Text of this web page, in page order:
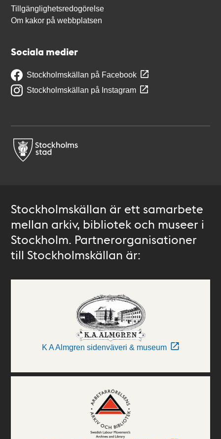
Tillgänglighetsredogörelse
Om kakor på webbplatsen
Sociala medier
Stockholmskällan på Facebook
Stockholmskällan på Instagram
Stockholmskällan är ett samarbete
mellan arkiv, bibliotek och museer i
Stockholm. Partnerorganisationer
till Stockholmskällan är:
K A Almgren sidenväveri & museum